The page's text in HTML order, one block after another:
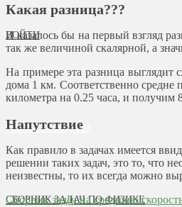
ВОЙТИ
РЕШАЕМ ЗАДАЧИ
СБОРНИК ЗАДАЧ ПО ФИЗИКЕ
Какая разница???
И казалось бы на первый взгляд
так же величиной скалярной, а
На примере эта разница
дома 1 км. Соответственно средне
километра на 0.25 часа, и получим
Напутствие
Как правило в задачах имеется
решении таких задач, это то, что
неизвестны, то их всегда можно
Сборник задач на среднюю